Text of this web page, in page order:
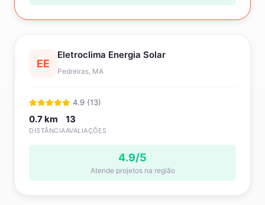
EE
Eletroclima Energia Solar
Pedreiras, MA
4.9 (13)
0.7 km
DISTÂNCIA
13
AVALIAÇÕES
4.9/5
Atende projetos na região